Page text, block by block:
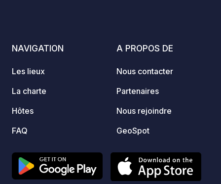
NAVIGATION
Les lieux
La charte
Hôtes
FAQ
A PROPOS DE
Nous contacter
Partenaires
Nous rejoindre
GeoSpot